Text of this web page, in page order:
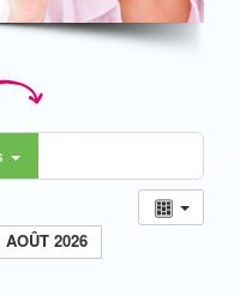
AOÛT 2026